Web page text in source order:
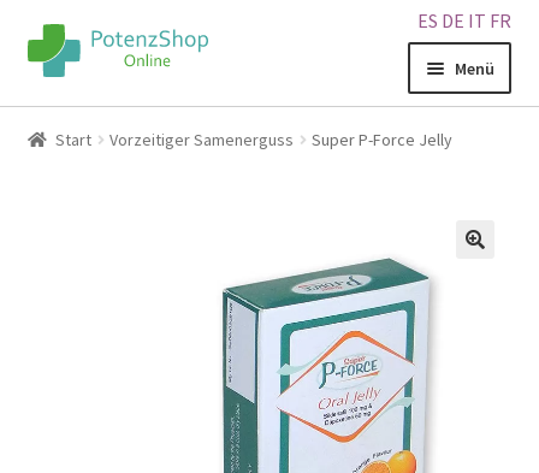
ES DE IT FR
Menü
Home
Start Vorzeitiger Samenerguss Super P-Force Jelly